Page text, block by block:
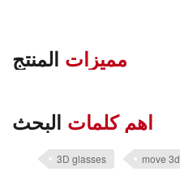
مميزات المنتج
اهم كلمات البحث
3D glasses move 3d